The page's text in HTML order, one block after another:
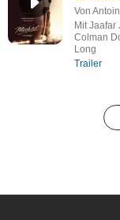
Von
Mit Jaafar
Colman
Long
Trailer